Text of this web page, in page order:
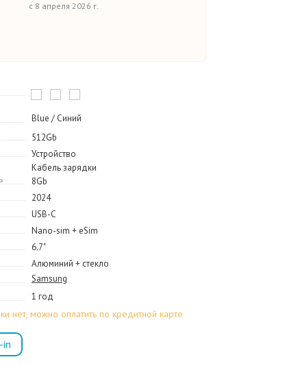
с 8 апреля 2026 г.
Blue / Синий
512Gb
Устройство
Кабель зарядки
8Gb
2024
USB-C
Nano-sim + eSim
6.7"
Алюминий + стекло
Samsung
1 год
нет, можно оплатить по кредитной карте
in